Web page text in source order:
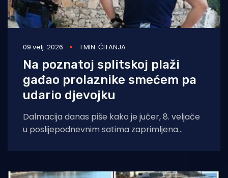
09 velj. 2026 1 MIN. ČITANJA
Na poznatoj splitskoj plaži
gađao prolaznike smećem pa
udario djevojku
Dalmacija danas piše kako je jučer, 8. veljače
u poslijepodnevnim satima zaprimljena
zbrinutima u